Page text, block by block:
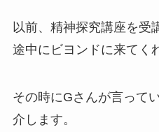
以前、精神探究講座を受
途中にビヨンドに来てく
その時にGさんが言って
介します。